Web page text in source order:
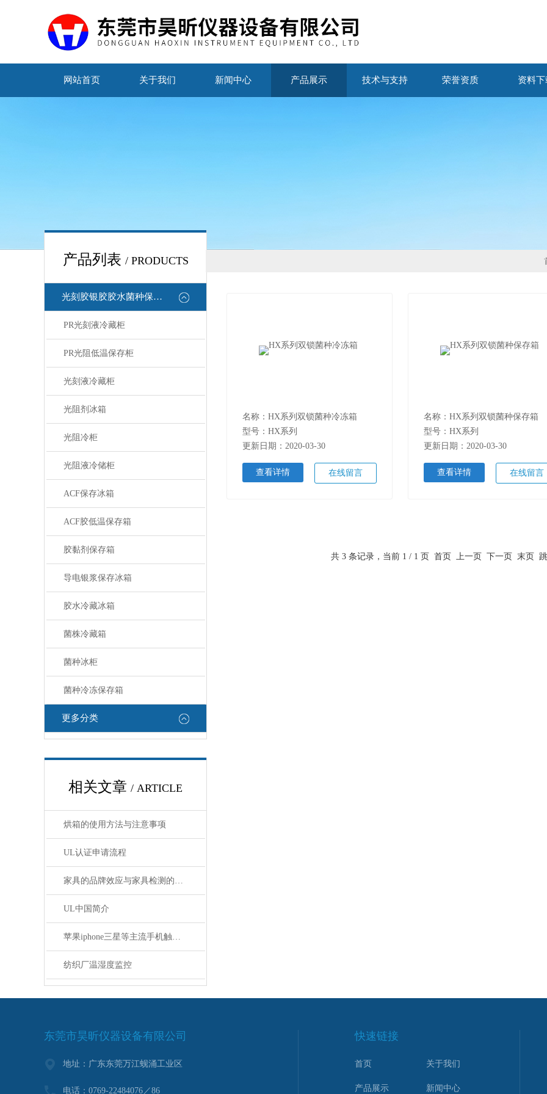
网站首页 关于我们 新闻中心 产品展示 技术与支持 荣誉资质 资料下
产品列表 / PRODUCTS
光刻胶银胶胶水菌种保存箱
PR光刻液冷藏柜
PR光阻低温保存柜
光刻液冷藏柜
光阻剂冰箱
光阻冷柜
光阻液冷储柜
ACF保存冰箱
ACF胶低温保存箱
胶黏剂保存箱
导电银浆保存冰箱
胶水冷藏冰箱
菌株冷藏箱
菌种冰柜
菌种冷冻保存箱
更多分类
相关文章 / ARTICLE
烘箱的使用方法与注意事项
UL认证申请流程
家具的品牌效应与家具检测的必要性
UL中国简介
苹果iphone三星等主流手机触摸屏返工的Z佳方式及设备
纺织厂温湿度监控
名称：HX系列双锁菌种冷冻箱
型号：HX系列
更新日期：2020-03-30
查看详情 在线留言
名称：HX系列双锁菌种保存箱
型号：HX系列
更新日期：2020-03-30
查看详情 在线留言
共 3 条记录，当前 1 / 1 页 首页 上一页 下一页 末页
东莞市昊昕仪器设备有限公司
地址：广东东莞万江蚬涌工业区
电话：0769-22484076／86
快速链接
首页 关于我们
产品展示 新闻中心